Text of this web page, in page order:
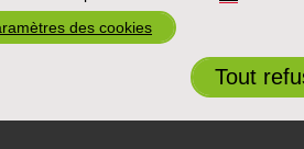
informations techniques lorsque
(« log data ») telles que votre
utilisez ainsi que ses
relatives aux cookies
des cookies
Tout